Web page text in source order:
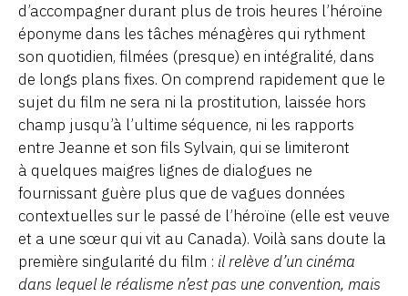
d’accompagner durant plus de trois heures l’héroïne
éponyme dans les tâches ménagères qui rythment
son quotidien, filmées (presque) en intégralité, dans
de longs plans fixes. On comprend rapidement que le
sujet du film ne sera ni la prostitution, laissée hors
champ jusqu’à l’ultime séquence, ni les rapports
entre Jeanne et son fils Sylvain, qui se limiteront
à quelques maigres lignes de dialogues ne
fournissant guère plus que de vagues données
contextuelles sur le passé de l’héroïne (elle est veuve
et a une sœur qui vit au Canada). Voilà sans doute la
première singularité du film : il relève d’un cinéma
dans lequel le réalisme n’est pas une convention, mais